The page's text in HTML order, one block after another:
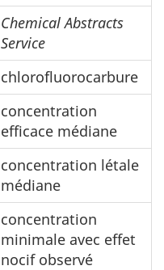
Chemical Abstracts
Service
chlorofluorocarbure
concentration
efficace médiane
concentration létale
médiane
concentration
minimale avec effet
nocif observé